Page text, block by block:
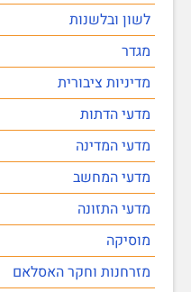
לשון ובלשנות
מגדר
מדיניות ציבורית
מדעי הדתות
מדעי המדינה
מדעי המחשב
מדעי התזונה
מוסיקה
מזרחנות וחקר האסלאם